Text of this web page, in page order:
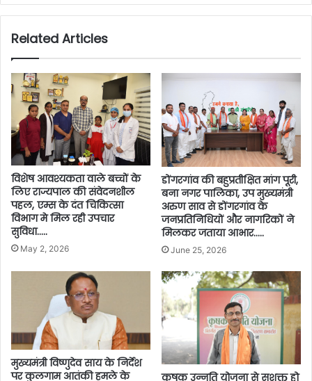
Related Articles
विशेष आवश्यकता वाले बच्चों के
लिए राज्यपाल की संवेदनशील
पहल, एम्स के दंत चिकित्सा
विभाग मे मिल रही उपचार
सुविधा…..
May 2, 2026
डोंगरगांव की बहुप्रतीक्षित मांग पूरी,
बना नगर पालिका, उप मुख्यमंत्री
अरुण साव से डोंगरगांव के
जनप्रतिनिधियों और नागरिकों ने
मिलकर जताया आभार…..
June 25, 2026
मुख्यमंत्री विष्णुदेव साय के निर्देश
पर कुलगाम आतंकी हमले के
कृषक उन्नति योजना से सशक्त हो